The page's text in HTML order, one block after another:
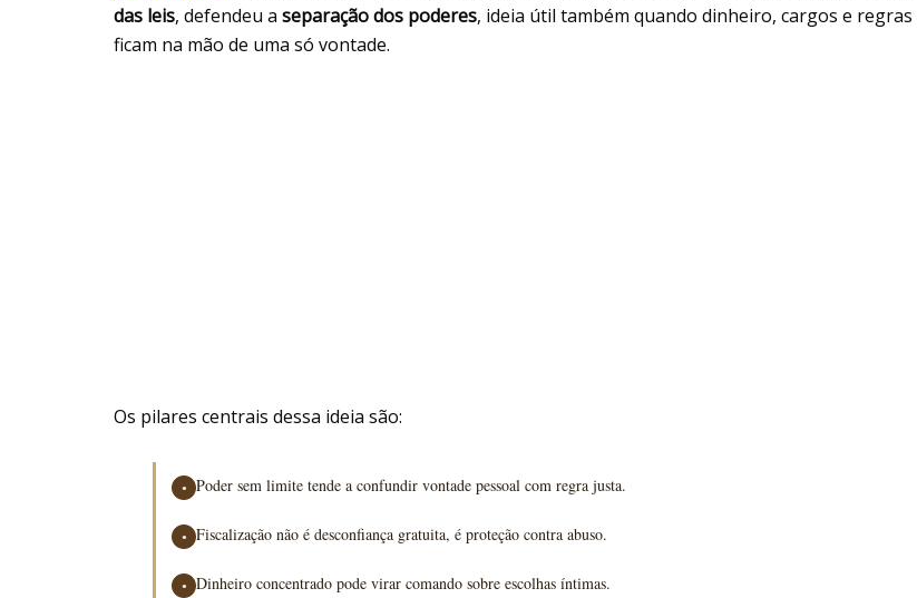
das leis, defendeu a separação dos poderes, ideia útil também quando dinheiro, cargos e regras
ficam na mão de uma só vontade.
Os pilares centrais dessa ideia são:
● Poder sem limite tende a confundir vontade pessoal com regra justa.
● Fiscalização não é desconfiança gratuita, é proteção contra abuso.
● Dinheiro concentrado pode virar comando sobre escolhas íntimas.